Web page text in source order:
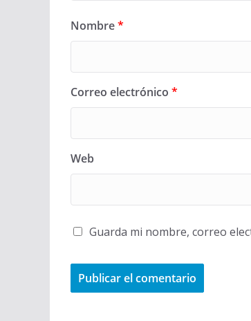
Nombre*
Correo electrónico *
Web
Guarda mi nombre, correo